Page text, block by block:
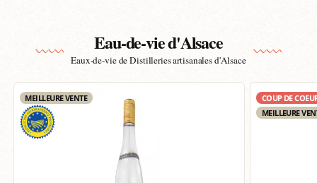
Eau-de-vie d'Alsace
Eaux-de-vie de Distilleries artisanales d'Alsace
MEILLEURE VENTE
COUP DE
MEILLEURE